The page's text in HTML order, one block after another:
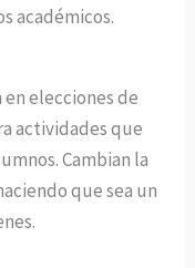
académicos.
elecciones de
actividades que
Cambian la
que sea un